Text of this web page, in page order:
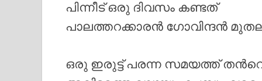
പിന്നീട് ഒരു ദിവസം കണ്ടത്
പാലത്തറക്കാരൻ ഗോവിന്ദൻ
ഒരു ഇരുട്ട് പരന്ന സമയത്ത് തൻറെ